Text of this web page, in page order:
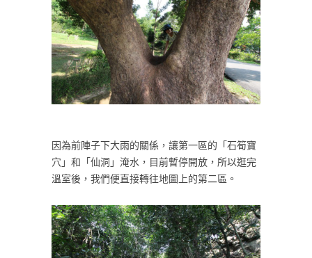
因為前陣子下大雨的關係，讓第一區的「石筍寶
穴」和「仙洞」淹水，目前暫停開放，所以逛完
溫室後，我們便直接轉往地圖上的第二區。